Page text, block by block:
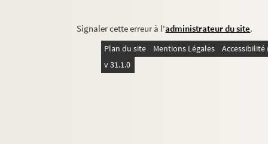
Signaler cette erreur à l'administrateur du site.
Plan du site Mentions Légales
v 31.1.0